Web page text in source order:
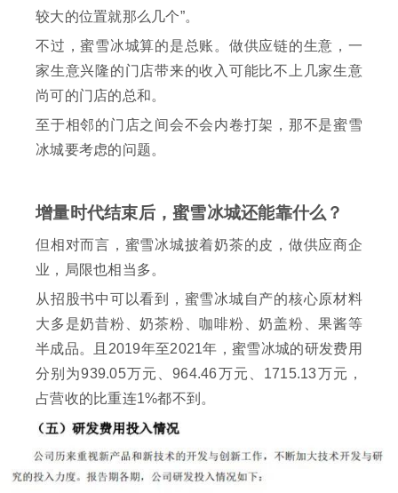
较大的位置就那么几个”。
不过，蜜雪冰城算的是总账。做供应链的生意，一
家生意兴隆的门店带来的收入可能比不上几家生意
尚可的门店的总和。
至于相邻的门店之间会不会内卷打架，那不是蜜雪
冰城要考虑的问题。
增量时代结束后，蜜雪冰城还能靠什么？
但相对而言，蜜雪冰城披着奶茶的皮，做供应商企
业，局限也相当多。
从招股书中可以看到，蜜雪冰城自产的核心原材料
大多是奶昔粉、奶茶粉、咖啡粉、奶盖粉、果酱等
半成品。且2019年至2021年，蜜雪冰城的研发费用
分别为939.05万元、964.46万元、1715.13万元，
占营收的比重连1%都不到。